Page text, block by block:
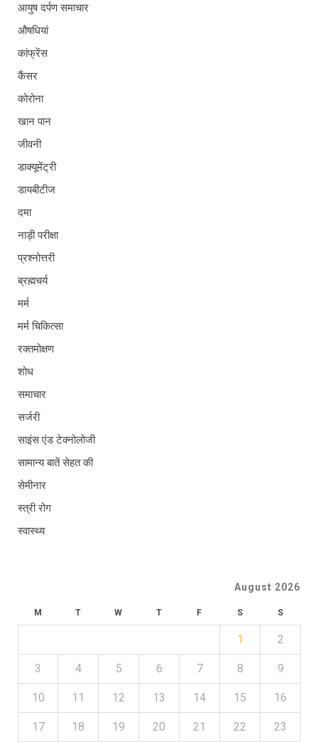
आयुष दर्पण समाचार
औषधियां
कांफ्रेंस
कैंसर
कोरोना
खान पान
जीवनी
डाक्यूमेंट्री
डायबीटीज
दमा
नाड़ी परीक्षा
प्रश्नोत्तरी
ब्रह्मचर्य
मर्म
मर्म चिकित्सा
रक्तमोक्षण
शोध
समाचार
सर्जरी
साइंस एंड टेक्नोलोजी
सामान्य बातें सेहत की
सेमीनार
स्त्री रोग
स्वास्थ्य
August 2026
M T W T F S S
1 2
3 4 5 6 7 8 9
10 11 12 13 14 15 16
17 18 19 20 21 22 23